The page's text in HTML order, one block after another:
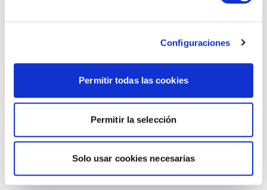
Configuraciones
Permitir todas las cookies
Permitir la selección
Solo usar cookies necesarias